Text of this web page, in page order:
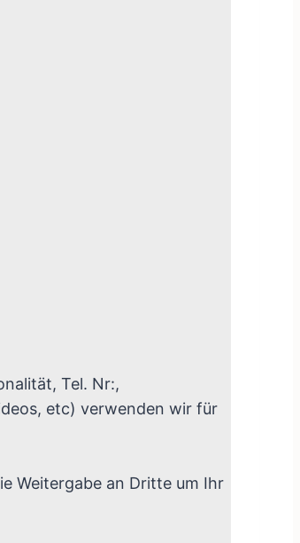
Tel. Nr:,
etc) verwenden wir für
Weitergabe an Dritte um Ihr